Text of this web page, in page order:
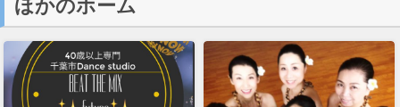
ほかのホーム